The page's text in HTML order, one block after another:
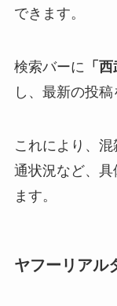
できます。
検索バーに 「
し、最新の投
これにより、
通状況など、具
ます。
ヤフーリアル